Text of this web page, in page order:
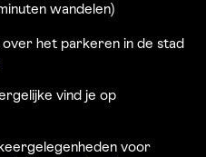
wandelen)
het parkeren in de stad
vind je op
voor